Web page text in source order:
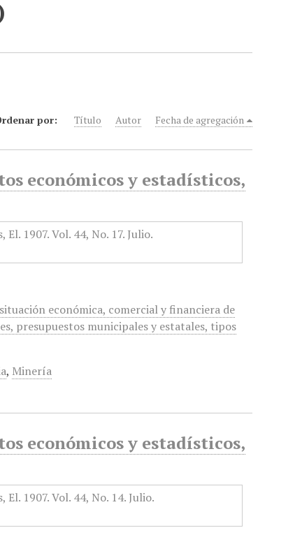
por: Título Autor Fecha de agregación
económicos y estadísticos,
económica, comercial y financiera de
presupuestos municipales y estatales, tipos
, Minería
económicos y estadísticos,